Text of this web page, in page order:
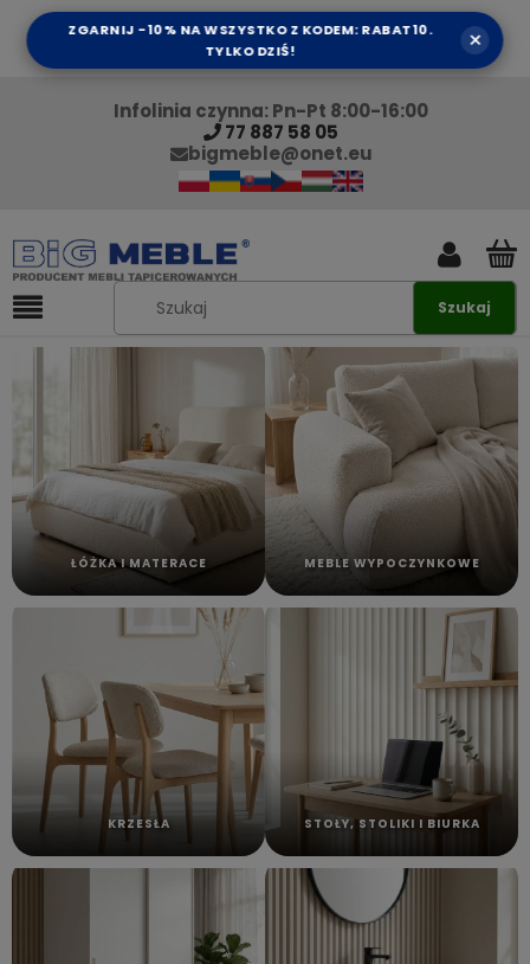
ZGARNIJ -10% NA WSZYSTKO Z KODEM: RABAT10.
TYLKO DZIŚ!
×
Infolinia czynna: Pn-Pt 8:00-16:00
77 887 58 05
bigmeble@onet.eu
Szukaj
ŁÓŻKA I MATERACE MEBLE WYPOCZYNKOWE
KRZESŁA STOŁY, STOLIKI I BIURKA